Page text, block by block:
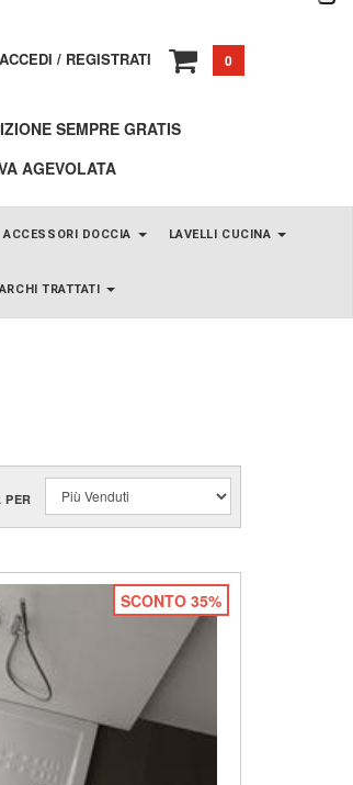
ACCEDI / REGISTRATI 0
SEMPRE GRATIS
AGEVOLATA
ACCESSORI DOCCIA LAVELLI CUCINA
TRATTATI
PER
SCONTO 35%